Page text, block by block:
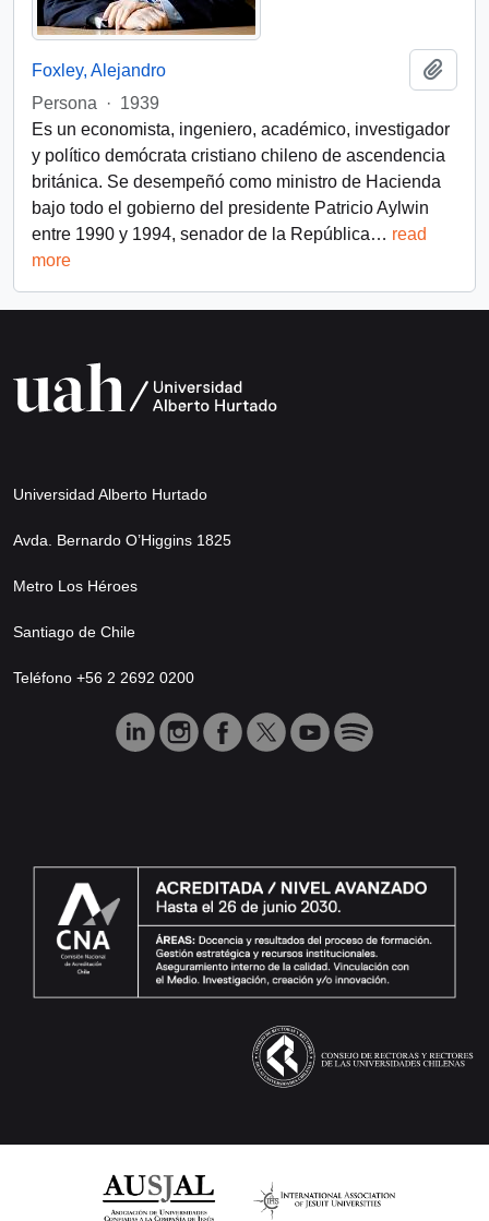
Foxley, Alejandro
Persona
· 1939
Es un economista, ingeniero, académico, investigador
y político demócrata cristiano chileno de ascendencia
británica. Se desempeñó como ministro de Hacienda
bajo todo el gobierno del presidente Patricio Aylwin
entre 1990 y 1994, senador de la República… read
more
Universidad Alberto Hurtado
Avda. Bernardo O’Higgins 1825
Metro Los Héroes
Santiago de Chile
Teléfono +56 2 2692 0200